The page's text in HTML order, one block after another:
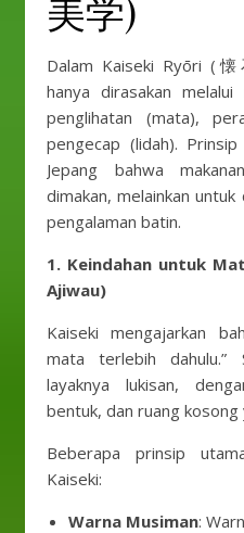
美学)
Dalam Kaiseki Ryōri (
hanya dirasakan
penglihatan (mata),
pengecap (lidah).
Jepang bahwa
dimakan, melainkan
pengalaman batin.
1. Keindahan untuk
Ajiwau)
Kaiseki mengajarkan
mata terlebih dahulu.”
layaknya lukisan,
bentuk, dan ruang kosong
Beberapa prinsip
Kaiseki:
Warna Musiman: